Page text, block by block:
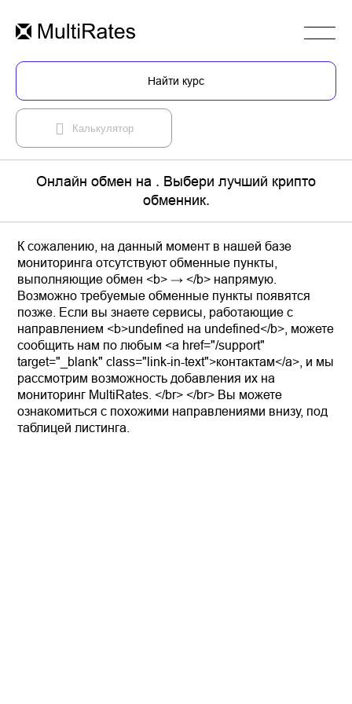
Найти курс
Калькулятор
Онлайн обмен на . Выбери лучший крипто
обменник.
К сожалению, на данный момент в нашей базе
мониторинга отсутствуют обменные пункты,
выполняющие обмен <b> → </b> напрямую.
Возможно требуемые обменные пункты появятся
позже. Если вы знаете сервисы, работающие с
направлением <b>undefined на undefined</b>, можете
сообщить нам по любым <a href="/support"
target="_blank" class="link-in-text">контактам</a>, и мы
рассмотрим возможность добавления их на
мониторинг MultiRates. </br> </br> Вы можете
ознакомиться с похожими направлениями внизу, под
таблицей листинга.